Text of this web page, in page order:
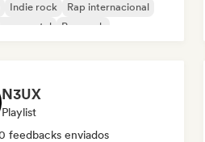
Indie rock
Rap internacional
metal
Pop rock
N3UX
Playlist
feedbacks enviados